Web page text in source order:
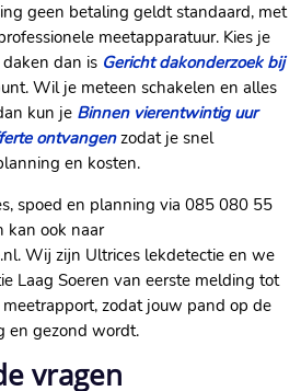
geen betaling geldt standaard, met
meetapparatuur.​ Kies je
dan is Gericht dakonderzoek bij
Wil je meteen schakelen en alles
kun je Binnen vierentwintig uur
ontvangenzodat je snel
en kosten.​
spoed en planning via 085 080 55
kan ook naar
Wij zijn Ultrices lekdetectie en we
Laag Soeren van eerste melding tot
zodat jouw pand op de
en gezond wordt.​
vragen